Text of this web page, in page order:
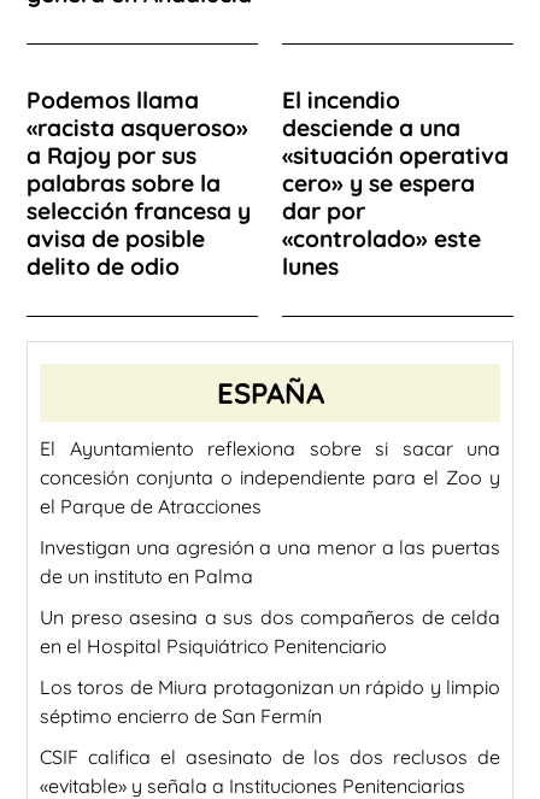
Podemos llama
«racista asqueroso»
a Rajoy por sus
palabras sobre la
selección francesa y
avisa de posible
delito de odio
El incendio
desciende a una
«situación operativa
cero» y se espera
dar por
«controlado» este
lunes
ESPAÑA
El Ayuntamiento reflexiona sobre si sacar una
concesión conjunta o independiente para el Zoo y
el Parque de Atracciones
Investigan una agresión a una menor a las puertas
de un instituto en Palma
Un preso asesina a sus dos compañeros de celda
en el Hospital Psiquiátrico Penitenciario
Los toros de Miura protagonizan un rápido y limpio
séptimo encierro de San Fermín
CSIF califica el asesinato de los dos reclusos de
«evitable» y señala a Instituciones Penitenciarias